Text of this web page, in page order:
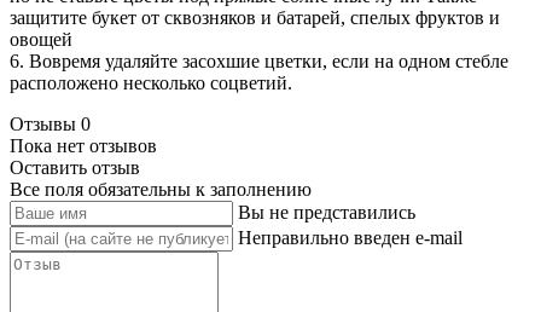
защитите букет от сквозняков и батарей, спелых фруктов и
овощей
6. Вовремя удаляйте засохшие цветки, если на одном стебле
расположено несколько соцветий.
Отзывы 0
Пока нет отзывов
Оставить отзыв
Все поля обязательны к заполнению
Вы не представились
Неправильно введен e-mail